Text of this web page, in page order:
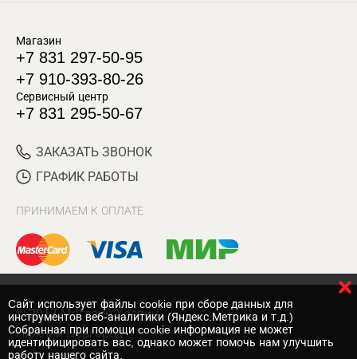
Магазин
+7 831 297-50-95
+7 910-393-80-26
Сервисный центр
+7 831 295-50-67
ЗАКАЗАТЬ ЗВОНОК
ГРАФИК РАБОТЫ
ПРИНИМАЕМ К ОПЛАТЕ
© 2017 Магазин Хозяин
Нижний Новгород
Cайт использует файлы cookie при сборе данных для
инструментов веб-аналитики (Яндекс.Метрика и т.д.)
Собранная при помощи cookie информация не может
идентифицировать вас, однако может помочь нам улучшить
работу нашего сайта.